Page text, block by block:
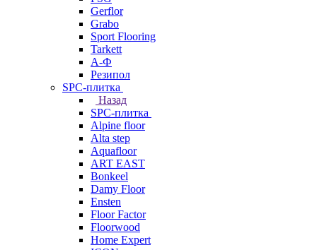
Gerflor
Grabo
Sport Flooring
Tarkett
А-Ф
Резипол
SPC-плитка
Назад
SPC-плитка
Alpine floor
Alta step
Aquafloor
ART EAST
Bonkeel
Damy Floor
Ensten
Floor Factor
Floorwood
Home Expert